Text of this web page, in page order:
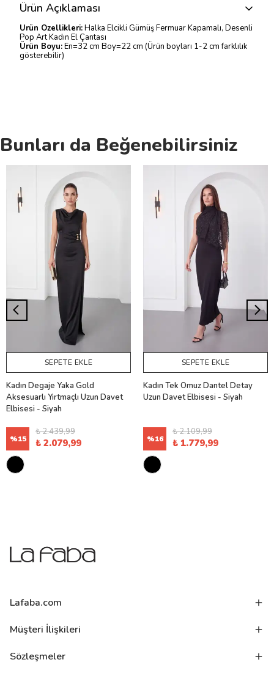
Ürün Açıklaması
Ürün Özellikleri:Halka Elcikli Gümüş Fermuar Kapamalı, Desenli
Pop Art Kadın El Çantası
Ürün Boyu:En=32 cm Boy=22 cm (Ürün boyları 1-2 cm farklılık
gösterebilir)
Bunları da Beğenebilirsiniz
SEPETE EKLE
Kadın Degaje Yaka Gold
Aksesuarlı Yırtmaçlı Uzun Davet
Elbisesi - Siyah
%15
₺ 2.439,99
₺ 2.079,99
SEPETE EKLE
Kadın Tek Omuz Dantel Detay
Uzun Davet Elbisesi - Siyah
%16
₺ 2.109,99
₺ 1.779,99
Lafaba.com
Müşteri İlişkileri
Sözleşmeler